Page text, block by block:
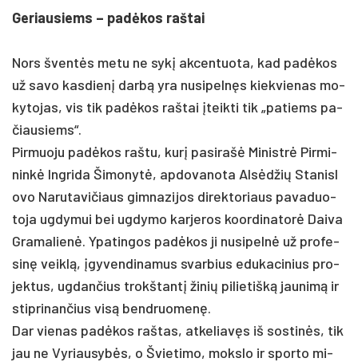
Ge­riau­siems – pa­dėkos raš­tai
Nors šventės me­tu ne sykį ak­cen­tuo­ta, kad pa­dėkos
už sa­vo kas­dienį darbą yra nu­si­pelnęs kiek­vie­nas mo­
ky­to­jas, vis tik pa­dėkos raš­tai įteik­ti tik „pa­tiems pa­
čiau­siems“.
Pir­muo­ju pa­dėkos raš­tu, kurį pa­si­rašė Mi­nistrė Pir­mi­
ninkė Ing­ri­da Ši­mo­nytė, ap­do­va­no­ta Alsėd­žių Sta­nis­l
o­vo Na­ru­ta­vi­čiaus gim­na­zi­jos di­rek­to­riaus pa­va­duo­
to­ja ug­dy­mui bei ug­dy­mo kar­je­ros koor­di­na­torė Dai­va
Gra­ma­lienė. Ypa­tin­gos pa­dėkos ji nu­si­pelnė už pro­fe­
sinę veiklą, įgy­ven­di­na­mus svar­bius edu­ka­ci­nius pro­
jek­tus, ug­dan­čius trokš­tantį ži­nių pi­lie­tišką jau­nimą ir
stip­ri­nan­čius visą bend­ruo­menę.
Dar vie­nas pa­dėkos raš­tas, at­ke­liavęs iš sos­tinės, tik
jau ne Vy­riau­sybės, o Švie­ti­mo, moks­lo ir spor­to mi­